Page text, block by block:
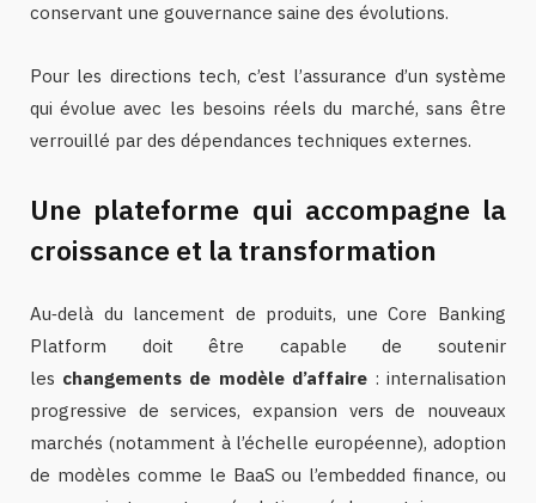
conservant une gouvernance saine des évolutions.
Pour les directions tech, c’est l’assurance d’un système
qui évolue avec les besoins réels du marché, sans être
verrouillé par des dépendances techniques externes.
Une plateforme qui accompagne la
croissance et la transformation
Au‑delà du lancement de produits, une Core Banking
Platform doit être capable de soutenir
les changements de modèle d’affaire: internalisation
progressive de services, expansion vers de nouveaux
marchés (notamment à l’échelle européenne), adoption
de modèles comme le BaaS ou l’embedded finance, ou